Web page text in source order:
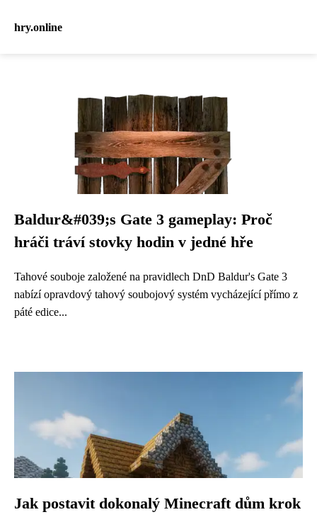
hry.online
Baldur&#039;s Gate 3 gameplay: Proč
hráči tráví stovky hodin v jedné hře
Tahové souboje založené na pravidlech DnD Baldur's Gate 3
nabízí opravdový tahový soubojový systém vycházející přímo z
páté edice...
Jak postavit dokonalý Minecraft dům krok